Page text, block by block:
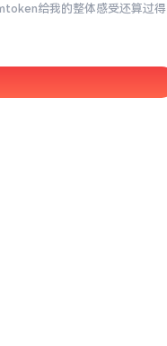
给我的整体感受还算过得